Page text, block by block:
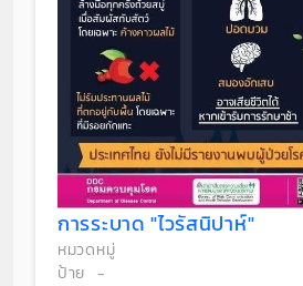
การระบาด "ไวรัสนิปาห์"
หมวดหมู่
ป้าย-